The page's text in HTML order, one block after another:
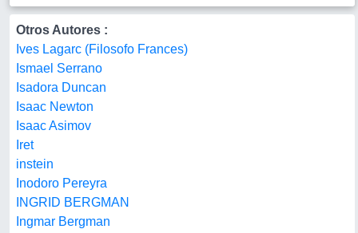
Otros Autores :
Ives Lagarc (Filosofo Frances)
Ismael Serrano
Isadora Duncan
Isaac Newton
Isaac Asimov
Iret
instein
Inodoro Pereyra
INGRID BERGMAN
Ingmar Bergman